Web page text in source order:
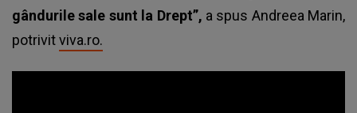
gândurile sale sunt la Drept”, a spus Andreea Marin,
potrivitviva.ro.